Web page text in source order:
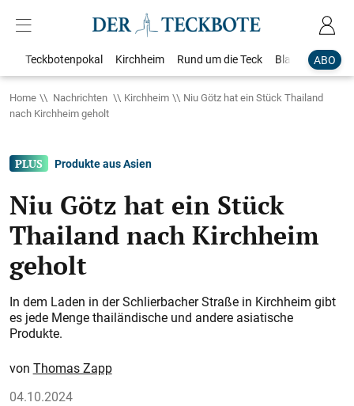
ABO
Teckbotenpokal Kirchheim Rund um die Teck Blaulicht
Home Nachrichten Kirchheim
Niu Götz hat ein Stück Thailand
nach Kirchheim geholt
Produkte aus Asien
Niu Götz hat ein Stück
Thailand nach Kirchheim
geholt
In dem Laden in der Schlierbacher Straße in Kirchheim gibt
es jede Menge thailändische und andere asiatische
Produkte.
Thomas Zapp
04.10.2024